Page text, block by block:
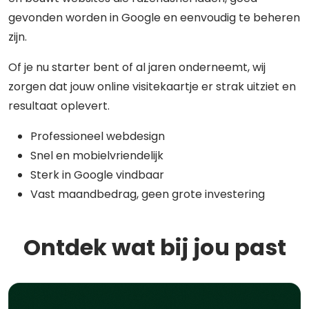
gevonden worden in Google en eenvoudig te beheren
zijn.
Of je nu starter bent of al jaren onderneemt, wij
zorgen dat jouw online visitekaartje er strak uitziet en
resultaat oplevert.
Professioneel webdesign
Snel en mobielvriendelijk
Sterk in Google vindbaar
Vast maandbedrag, geen grote investering
Ontdek wat bij jou past